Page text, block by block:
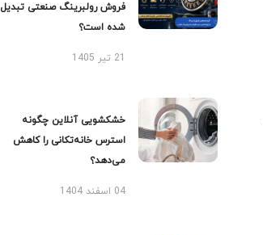
فروش رولبرینگ صنعتی تبدیل
شده است؟
21 تیر 1405
خشکشویی آنلاین چگونه
استرس خانه‌تکانی را کاهش
می‌دهد؟
04 اسفند 1404